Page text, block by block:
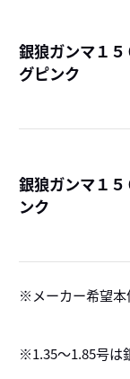
銀狼ガンマ１
グピンク
銀狼ガンマ１
ンク
メーカー希望本
※1.35～1.85号は